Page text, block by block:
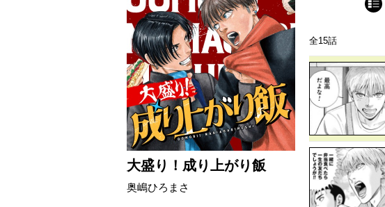
大盛り！成り上がり飯
奥嶋ひろまさ
全15話